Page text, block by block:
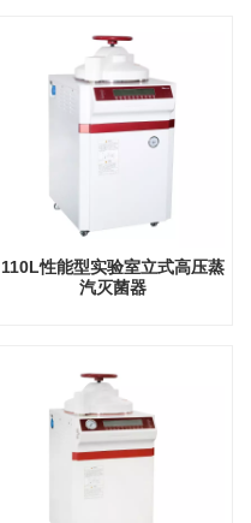
110L性能型实验室立式高压蒸
汽灭菌器